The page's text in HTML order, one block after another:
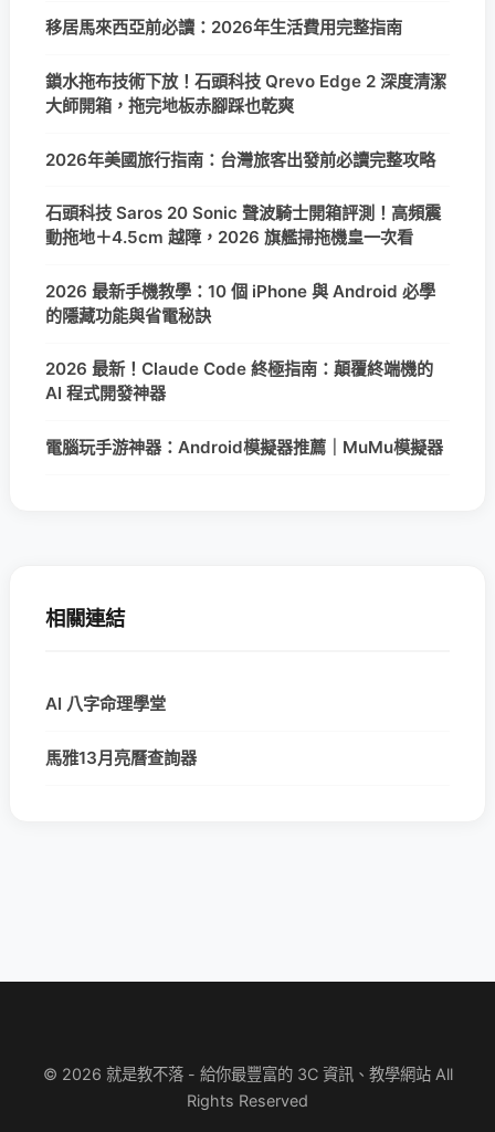
移居馬來西亞前必讀：2026年生活費用完整指南
鎖水拖布技術下放！石頭科技 Qrevo Edge 2 深度清潔
大師開箱，拖完地板赤腳踩也乾爽
2026年美國旅行指南：台灣旅客出發前必讀完整攻略
石頭科技 Saros 20 Sonic 聲波騎士開箱評測！高頻震
動拖地＋4.5cm 越障，2026 旗艦掃拖機皇一次看
2026 最新手機教學：10 個 iPhone 與 Android 必學
的隱藏功能與省電秘訣
2026 最新！Claude Code 終極指南：顛覆終端機的
AI 程式開發神器
電腦玩手游神器：Android模擬器推薦｜MuMu模擬器
相關連結
AI 八字命理學堂
馬雅13月亮曆查詢器
© 2026 就是教不落 - 給你最豐富的 3C 資訊、教學網站 All
Rights Reserved